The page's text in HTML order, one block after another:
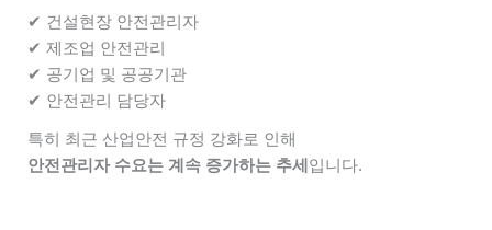
✔ 건설현장 안전관리자
✔ 제조업 안전관리
✔ 공기업 및 공공기관
✔ 안전관리 담당자
특히 최근 산업안전 규정 강화로 인해
안전관리자 수요는 계속 증가하는 추세 입니다.